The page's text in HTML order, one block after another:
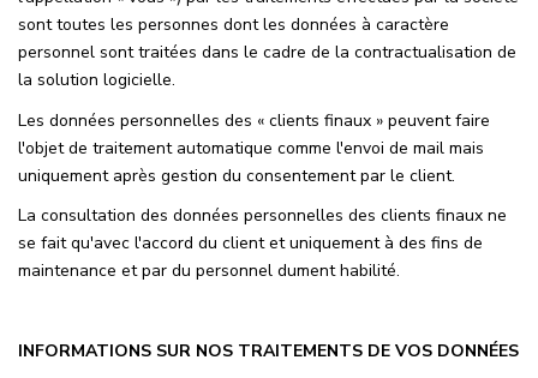
sont toutes les personnes dont les données à caractère
personnel sont traitées dans le cadre de la contractualisation de
la solution logicielle.
Les données personnelles des « clients finaux » peuvent faire
l'objet de traitement automatique comme l'envoi de mail mais
uniquement après gestion du consentement par le client.
La consultation des données personnelles des clients finaux ne
se fait qu'avec l'accord du client et uniquement à des fins de
maintenance et par du personnel dument habilité.
INFORMATIONS SUR NOS TRAITEMENTS DE VOS DONNÉES